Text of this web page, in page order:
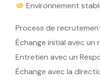
Environnement
Process de
Échange initial avec un
Entretien avec un
Échange avec la